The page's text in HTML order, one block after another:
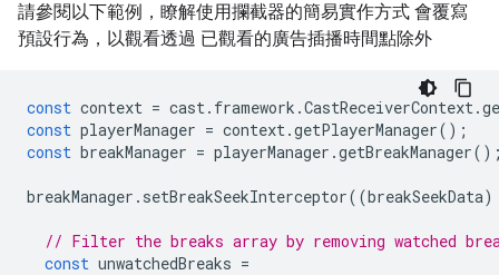
請參閱以下範例，瞭解使用攔截器的簡易實作方式 會覆寫
預設行為，以觀看透過 已觀看的廣告插播時間點除外
const context = cast. framework .CastReceiverContext.
const playerManager = context.getPlayerManager();
const breakManager = playerManager .getBreakManager
breakManager . setBreakSeekInterceptor((breakSeekData)
// Filter the breaks array by removing watched
const unwatchedBreaks =